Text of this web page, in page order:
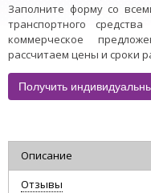
Заполните форму со
транспортного
коммерческое
рассчитаем цены и сроки
Получить
Описание
Отзывы